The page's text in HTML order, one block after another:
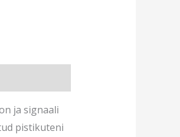
ja signaali
pistikuteni